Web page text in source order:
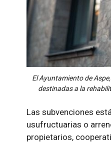
El Ayuntamiento de
destinadas a la
Las subvenciones
usufructuarias o
propietarios,